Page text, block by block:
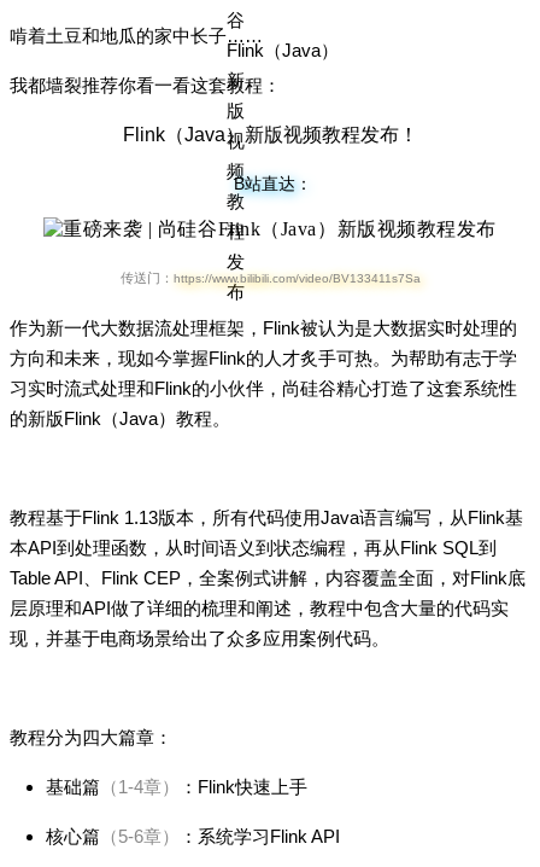
啃着土豆和地瓜的家中长子……
我都墙裂推荐你看一看这套教程：
Flink（Java）新版视频教程发布！
B站直达：
传送门： https://www.bilibili.com/video/BV133411s7Sa
作为新一代大数据流处理框架，Flink被认为是大数据实时处理的
方向和未来，现如今掌握Flink的人才炙手可热。为帮助有志于学
习实时流式处理和Flink的小伙伴，尚硅谷精心打造了这套系统性
的新版Flink（Java）教程。
教程基于Flink 1.13版本，所有代码使用Java语言编写，从Flink基
本API到处理函数，从时间语义到状态编程，再从Flink SQL到
Table API、Flink CEP，全案例式讲解，内容覆盖全面，对Flink底
层原理和API做了详细的梳理和阐述，教程中包含大量的代码实
现，并基于电商场景给出了众多应用案例代码。
教程分为四大篇章：
基础篇 （1-4章） ：Flink快速上手
核心篇 （5-6章） ：系统学习Flink API